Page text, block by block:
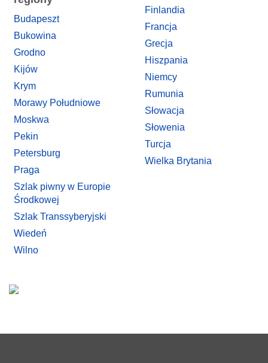
Budapeszt
Bukowina
Grodno
Kijów
Krym
Morawy Południowe
Moskwa
Pekin
Petersburg
Praga
Szlak piwny w Europie
Środkowej
Szlak Transsyberyjski
Wiedeń
Wilno
Finlandia
Francja
Grecja
Hiszpania
Niemcy
Rumunia
Słowacja
Słowenia
Turcja
Wielka Brytania